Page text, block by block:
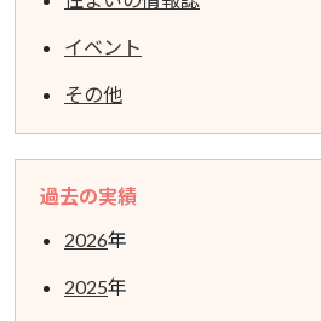
イベント
その他
過去の実績
2026年
2025年